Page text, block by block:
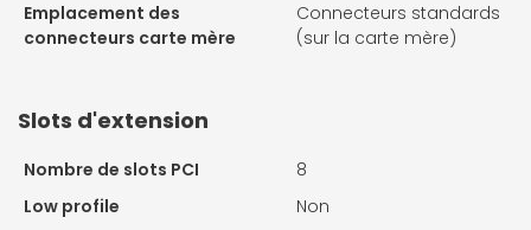
Emplacement des
connecteurs carte mère
Connecteurs standards
(sur la carte mère)
Slots d'extension
Nombre de slots PCI
8
Low profile
Non